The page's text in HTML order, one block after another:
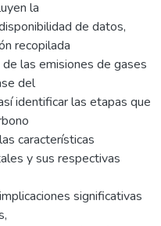
la
de datos,
recopilada
las emisiones de gases
del
identificar las etapas que
características
y sus respectivas
significativas